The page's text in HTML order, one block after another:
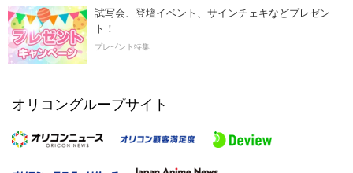
試写会、登壇イベント、サインチェキなどプレゼン
ト！
プレゼント特集
オリコングループサイト